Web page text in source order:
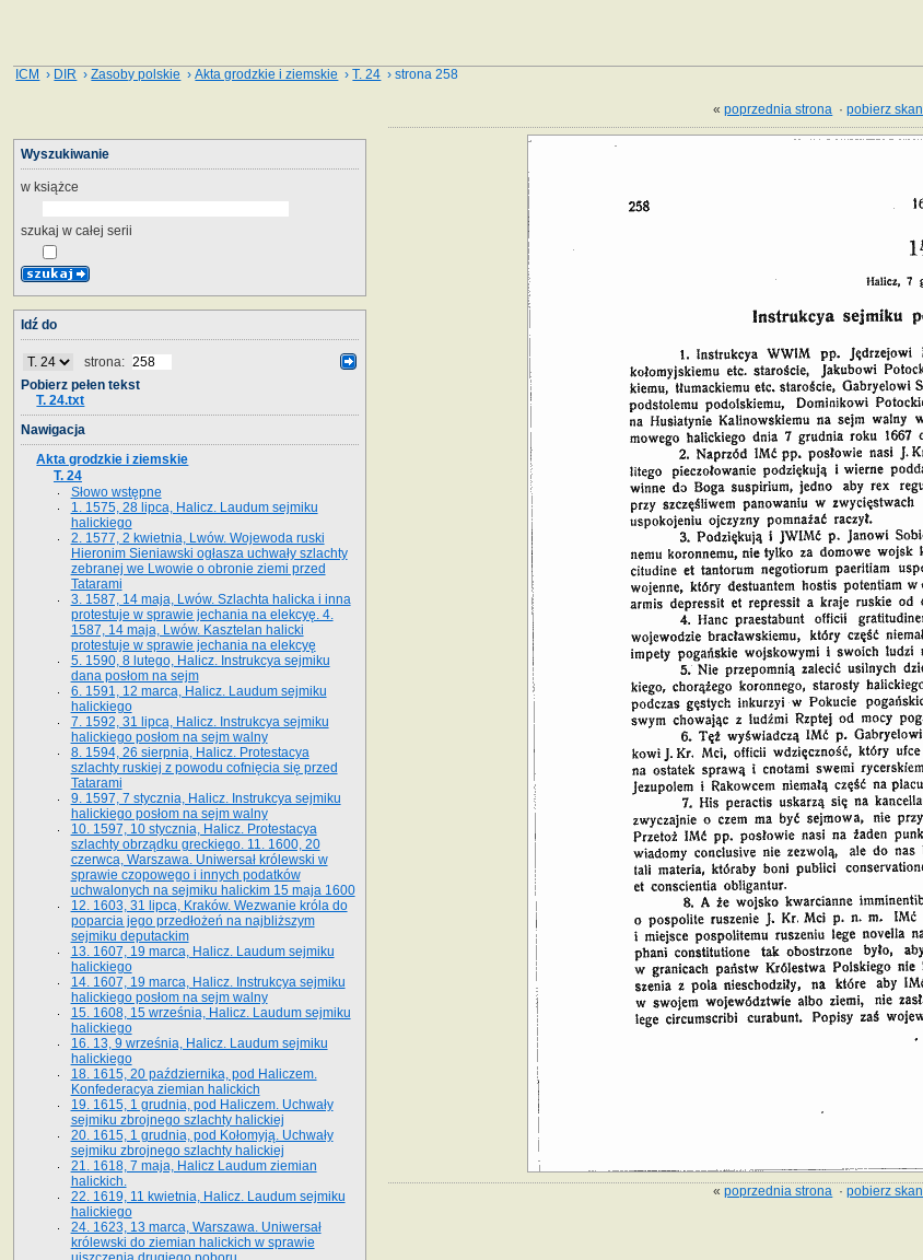
ICM › DIR ›Zasoby polskie ›Akta grodzkie i ziemskie ›T. 24 › strona 258
«poprzednia strona ·pobierz skan
«poprzednia strona ·pobierz skan
Wyszukiwanie
w książce
szukaj w całej serii
Idź do
strona:
Pobierz pełen tekst
T. 24.txt
Nawigacja
Akta grodzkie i ziemskie
T. 24
Słowo wstępne
1. 1575, 28 lipca, Halicz. Laudum sejmiku
halickiego
2. 1577, 2 kwietnia, Lwów. Wojewoda ruski
Hieronim Sieniawski ogłasza uchwały szlachty
zebranej we Lwowie o obronie ziemi przed
Tatarami
3. 1587, 14 maja, Lwów. Szlachta halicka i inna
protestuje w sprawie jechania na elekcyę. 4.
1587, 14 maja, Lwów. Kasztelan halicki
protestuje w sprawie jechania na elekcyę
5. 1590, 8 lutego, Halicz. Instrukcya sejmiku
dana posłom na sejm
6. 1591, 12 marca, Halicz. Laudum sejmiku
halickiego
7. 1592, 31 lipca, Halicz. Instrukcya sejmiku
halickiego posłom na sejm walny
8. 1594, 26 sierpnia, Halicz. Protestacya
szlachty ruskiej z powodu cofnięcia się przed
Tatarami
9. 1597, 7 stycznia, Halicz. Instrukcya sejmiku
halickiego posłom na sejm walny
10. 1597, 10 stycznia, Halicz. Protestacya
szlachty obrządku greckiego. 11. 1600, 20
czerwca, Warszawa. Uniwersał królewski w
sprawie czopowego i innych podatków
uchwalonych na sejmiku halickim 15 maja 1600
12. 1603, 31 lipca, Kraków. Wezwanie króla do
poparcia jego przedłożeń na najbliższym
sejmiku deputackim
13. 1607, 19 marca, Halicz. Laudum sejmiku
halickiego
14. 1607, 19 marca, Halicz. Instrukcya sejmiku
halickiego posłom na sejm walny
15. 1608, 15 września, Halicz. Laudum sejmiku
halickiego
16. 13, 9 września, Halicz. Laudum sejmiku
halickiego
18. 1615, 20 października, pod Haliczem.
Konfederacya ziemian halickich
19. 1615, 1 grudnia, pod Haliczem. Uchwały
sejmiku zbrojnego szlachty halickiej
20. 1615, 1 grudnia, pod Kołomyją. Uchwały
sejmiku zbrojnego szlachty halickiej
21. 1618, 7 maja, Halicz Laudum ziemian
halickich.
22. 1619, 11 kwietnia, Halicz. Laudum sejmiku
halickiego
24. 1623, 13 marca, Warszawa. Uniwersał
królewski do ziemian halickich w sprawie